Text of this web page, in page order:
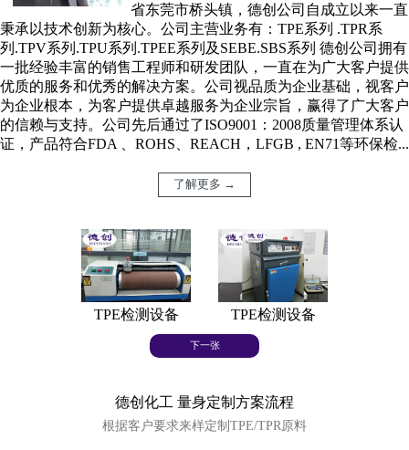
省东莞市桥头镇，德创公司自成立以来一直
秉承以技术创新为核心。公司主营业务有：TPE系列 .TPR系
列.TPV系列.TPU系列.TPEE系列及SEBE.SBS系列 德创公司拥有
一批经验丰富的销售工程师和研发团队，一直在为广大客户提供
优质的服务和优秀的解决方案。公司视品质为企业基础，视客户
为企业根本，为客户提供卓越服务为企业宗旨，赢得了广大客户
的信赖与支持。公司先后通过了ISO9001：2008质量管理体系认
证，产品符合FDA 、ROHS、REACH，LFGB , EN71等环保检...
了解更多 →
TPE检测设备 TPE检测设备
下一张
德创化工 量身定制方案流程
根据客户要求来样定制TPE/TPR原料